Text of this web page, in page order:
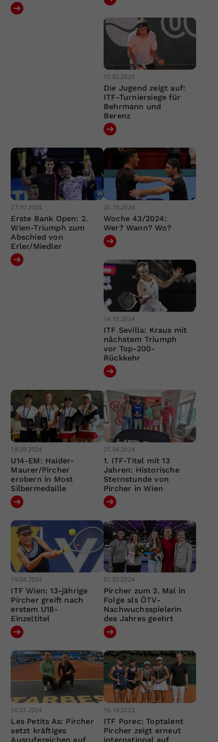
10.02.2025
Die Jugend zeigt auf:
ITF-Turniersiege für
Behrmann und
Berenz
27.10.2024
Erste Bank Open: 2.
Wien-Triumph zum
Abschied von
Erler/Miedler
20.10.2024
Woche 43/2024:
Wer? Wann? Wo?
14.10.2024
ITF Sevilla: Kraus mit
nächstem Triumph
vor Top-200-
Rückkehr
18.09.2024
U14-EM: Haider-
Maurer/Pircher
erobern in Most
Silbermedaille
21.04.2024
1. ITF-Titel mit 13
Jahren: Historische
Sternstunde von
Pircher in Wien
19.04.2024
ITF Wien: 13-jährige
Pircher greift nach
erstem U18-
Einzeltitel
01.02.2024
Pircher zum 2. Mal in
Folge als ÖTV-
Nachwuchsspielerin
des Jahres geehrt
30.01.2024
Les Petits As: Pircher
setzt kräftiges
Ausrufezeichen auf
16.10.2023
ITF Porec: Toptalent
Pircher zeigt erneut
international auf